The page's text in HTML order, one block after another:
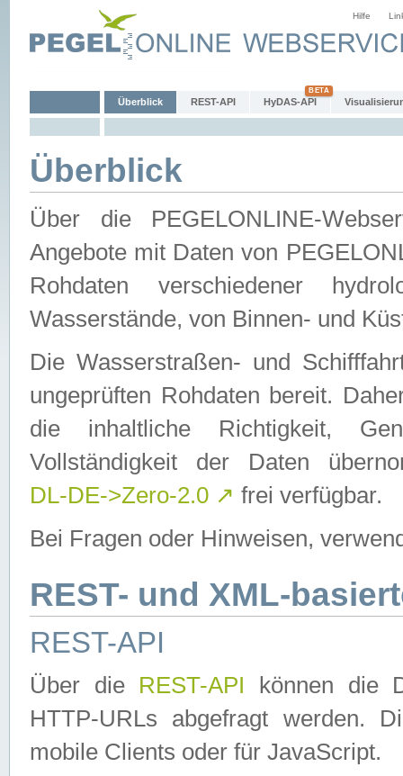
Hilfe
Überblick REST-API HyDAS-API
Überblick
Über die PEGELONLINE-
Angebote mit Daten von
Rohdaten verschiedener
Wasserstände, von Binnen- und
Die Wasserstraßen- und
ungeprüften Rohdaten bereit.
die inhaltliche Richtigkeit,
Vollständigkeit der Daten
DL-DE->Zero-2.0 ↗ frei verfügbar.
Bei Fragen oder Hinweisen,
REST- und XML-
REST-API
Über die REST-API können die
HTTP-URLs abgefragt werden.
mobile Clients oder für JavaScript.